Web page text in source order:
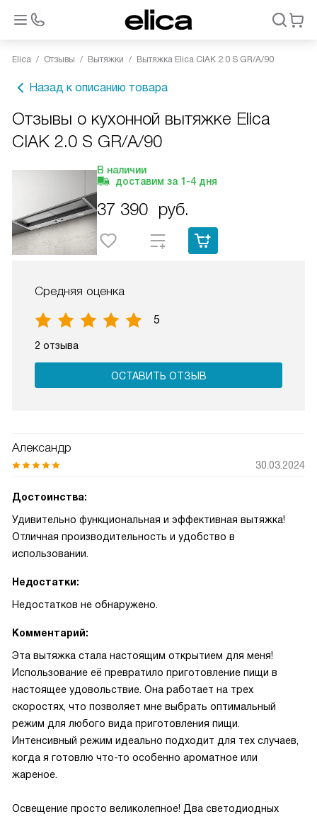
Elica Отзывы Вытяжки Вытяжка Elica CIAK 2.0 S GR/A/90
Назад к описанию товара
Отзывы о кухонной вытяжке Elica
CIAK 2.0 S GR/A/90
В наличии
доставим за 1-4 дня
37 390 руб.
Средняя оценка
5
2 отзыва
ОСТАВИТЬ ОТЗЫВ
Александр
30.03.2024
Достоинства:
Удивительно функциональная и эффективная вытяжка!
Отличная производительность и удобство в
использовании.
Недостатки:
Недостатков не обнаружено.
Комментарий:
Эта вытяжка стала настоящим открытием для меня!
Использование её превратило приготовление пищи в
настоящее удовольствие. Она работает на трех
скоростях, что позволяет мне выбрать оптимальный
режим для любого вида приготовления пищи.
Интенсивный режим идеально подходит для тех случаев,
когда я готовлю что-то особенно ароматное или
жареное.
Освещение просто великолепное! Два светодиодных